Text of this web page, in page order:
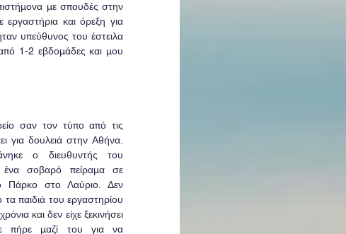
με σπουδές στην
εργαστήρια και όρεξη για
υπεύθυνος του έστειλα
1-2 εβδομάδες και μου
σαν τον τύπο από τις
για δουλειά στην Αθήνα.
ο διευθυντής του
ένα σοβαρό πείραμα σε
Πάρκο στο Λαύριο. Δεν
παιδιά του εργαστηρίου
και δεν είχε ξεκινήσει
πήρε μαζί του για να